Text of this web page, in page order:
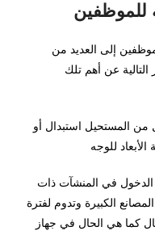
للموظفين
إلى العديد من
عن أهم تلك
المستحيل استبدال أو
للوجه
الدخول في المنشآت ذات
الكبيرة وتدوم لفترة
كما هي الحال في جهاز